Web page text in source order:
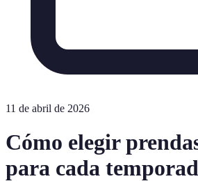
11 de abril de 2026
Cómo elegir
para cada